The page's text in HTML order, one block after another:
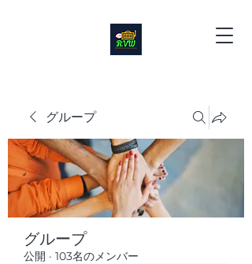
グループ
グループ
公開 · 103名のメンバー